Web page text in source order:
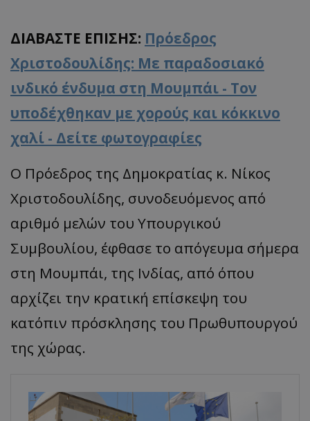
ΔΙΑΒΑΣΤΕ ΕΠΙΣΗΣ: Πρόεδρος
Χριστοδουλίδης: Με παραδοσιακό
ινδικό ένδυμα στη Μουμπάι - Τον
υποδέχθηκαν με χορούς και κόκκινο
χαλί - Δείτε φωτογραφίες
Ο Πρόεδρος της Δημοκρατίας κ. Νίκος
Χριστοδουλίδης, συνοδευόμενος από
αριθμό μελών του Υπουργικού
Συμβουλίου, έφθασε το απόγευμα σήμερα
στη Μουμπάι, της Ινδίας, από όπου
αρχίζει την κρατική επίσκεψη του
κατόπιν πρόσκλησης του Πρωθυπουργού
της χώρας.